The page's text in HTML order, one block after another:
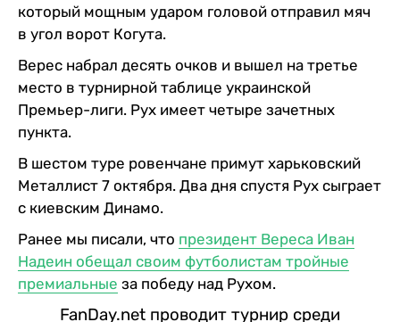
который мощным ударом головой отправил мяч
в угол ворот Когута.
Верес набрал десять очков и вышел на третье
место в турнирной таблице украинской
Премьер-лиги. Рух имеет четыре зачетных
пункта.
В шестом туре ровенчане примут харьковский
Металлист 7 октября. Два дня спустя Рух сыграет
с киевским Динамо.
Ранее мы писали, что президент Вереса Иван
Надеин обещал своим футболистам тройные
премиальные за победу над Рухом.
FanDay.net проводит турнир среди